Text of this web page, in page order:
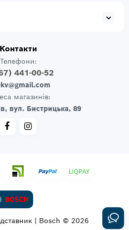
Контакти
Телефони:
441-00-52
магазинів:
вул. Бистрицька, 89
| Bosch © 2026